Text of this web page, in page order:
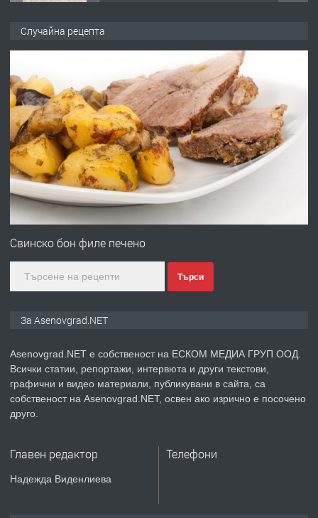
преди 1 година
ПРЕДЛАГА
Професионална зеленчукорезачка
за заведения и дома
ПРЕДЛАГА Дава под наем Асеновград
преди 2 години
ПРЕДЛАГА ремонт на покриви
Висококачествени Целофанови
Случайна рецепта
Свинско бон филе печено
Търси
За Asenovgrad.NET
Asenovgrad.NET е собственост на ЕСКОМ МЕДИА ГРУП ООД.
Всички статии, репортажи, интервюта и други текстови,
графични и видео материали, публикувани в сайта, са
собственост на Asenovgrad.NET, освен ако изрично е посочено
друго.
Главен редактор
Надежда Виденлиева
Телефони